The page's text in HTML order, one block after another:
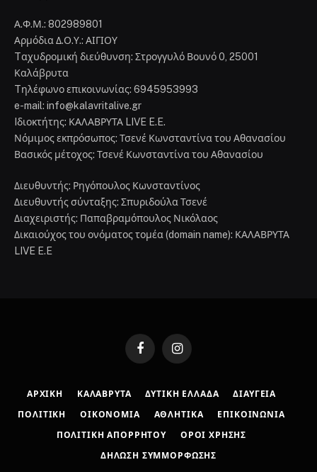
Α.Φ.Μ.: 802989801
Αρμόδια Δ.Ο.Υ.: ΑΙΓΙΟΥ
Tαχυδρομική διεύθυνση: Στρογγυλό Βουνό 0, 25001
Καλάβρυτα
Tηλέφωνο επικοινωνίας: 6945953993
e-mail: info@kalavritalive.gr
Iδιοκτήτης: ΚΑΛΑΒΡΥΤΑ LIVE E.E.
Νόμιμος εκπρόσωπος: Τσενέ Κωνσταντίνα του Αθανασίου
Βασικός μέτοχος: Τσενέ Κωνσταντίνα του Αθανασίου
Διευθυντής: Ρηγόπουλος Κωνσταντίνος
Διευθυντής σύνταξης: Σπυριδούλα Τσενέ
Διαχειριστής: Παπαβραμόπουλος Νικόλαος
Δικαιούχος του ονόματος τομέα (domain name): ΚΑΛΑΒΡΥΤΑ
LIVE E.E
FacebookInstagram
ΑΡΧΙΚΉ ΚΑΛΆΒΡΥΤΑ ΔΥΤΙΚΉ ΕΛΛΆΔΑ ΔΙΑΎΓΕΙΑ
ΠΟΛΙΤΙΚΉ ΟΙΚΟΝΟΜΊΑ ΑΘΛΗΤΙΚΆ ΕΠΙΚΟΙΝΩΝΊΑ
ΠΟΛΙΤΙΚΉ ΑΠΟΡΡΉΤΟΥ ΌΡΟΙ ΧΡΉΣΗΣ
ΔΉΛΩΣΗ ΣΥΜΜΌΡΦΩΣΗΣ